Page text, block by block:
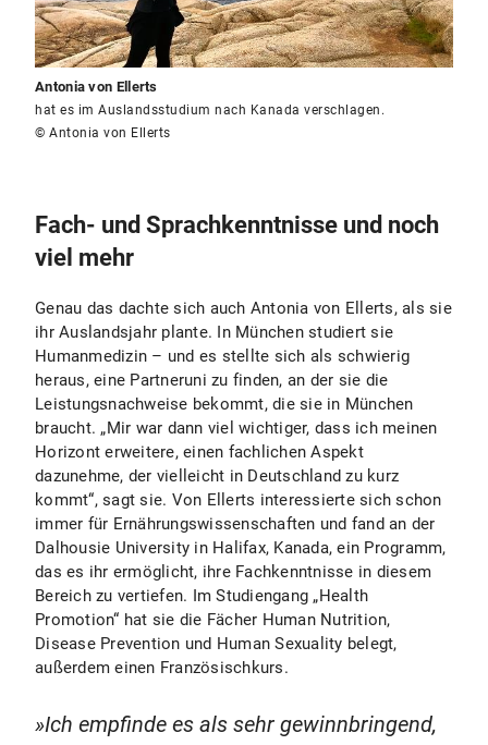
Antonia von Ellerts
hat es im Auslandsstudium nach Kanada verschlagen.
© Antonia von Ellerts
Fach- und Sprachkenntnisse und noch
viel mehr
Genau das dachte sich auch Antonia von Ellerts, als sie
ihr Auslandsjahr plante. In München studiert sie
Humanmedizin – und es stellte sich als schwierig
heraus, eine Partneruni zu finden, an der sie die
Leistungsnachweise bekommt, die sie in München
braucht. „Mir war dann viel wichtiger, dass ich meinen
Horizont erweitere, einen fachlichen Aspekt
dazunehme, der vielleicht in Deutschland zu kurz
kommt“, sagt sie. Von Ellerts interessierte sich schon
immer für Ernährungswissenschaften und fand an der
Dalhousie University in Halifax, Kanada, ein Programm,
das es ihr ermöglicht, ihre Fachkenntnisse in diesem
Bereich zu vertiefen. Im Studiengang „Health
Promotion“ hat sie die Fächer Human Nutrition,
Disease Prevention und Human Sexuality belegt,
außerdem einen Französischkurs.
Ich empfinde es als sehr gewinnbringend,